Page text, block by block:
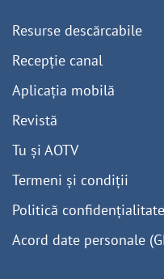
Resurse descărcabile
Recepție canal
Aplicația mobilă
Revistă
Tu și AOTV
Termeni și condiții
Politică confidențialitate
Acord date personale